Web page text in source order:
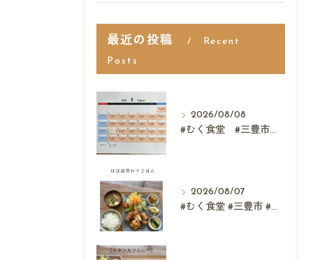
最近の投稿 Recent
Posts
2026/08/08
#むく食堂 #三豊市 #レストラン #ランチ #スウィーツ
2026/08/07
#むく食堂 #三豊市 #レストラン #テイクアウト #父...